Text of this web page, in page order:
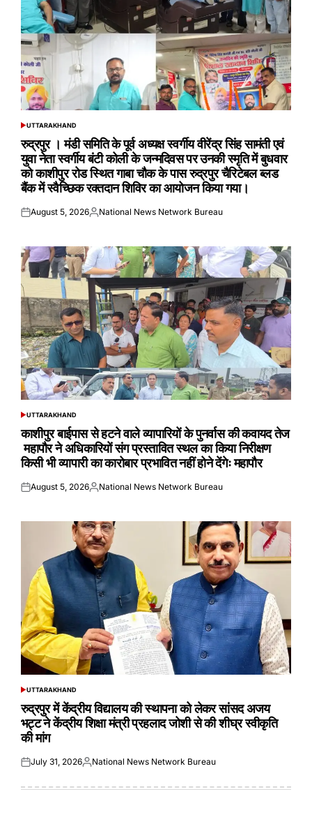
POSTED
UTTARAKHAND
रुद्रपुर । मंडी समिति के पूर्व अध्यक्ष स्वर्गीय वीरेंद्र सिंह सामंती एवं
युवा नेता स्वर्गीय बंटी कोली के जन्मदिवस पर उनकी स्मृति में बुधवार
को काशीपुर रोड स्थित गाबा चौक के पास रुद्रपुर चैरिटेबल ब्लड
बैंक में स्वैच्छिक रक्तदान शिविर का आयोजन किया गया।
Posted
August 5, 2026Posted
National News Network Bureau
POSTED
UTTARAKHAND
काशीपुर बाईपास से हटने वाले व्यापारियों के पुनर्वास की कवायद तेज
महापौर ने अधिकारियों संग प्रस्तावित स्थल का किया निरीक्षण
किसी भी व्यापारी का कारोबार प्रभावित नहीं होने देंगेः महापौर
Posted
August 5, 2026Posted
National News Network Bureau
POSTED
UTTARAKHAND
रुद्रपुर में केंद्रीय विद्यालय की स्थापना को लेकर सांसद अजय
भट्ट ने केंद्रीय शिक्षा मंत्री प्रहलाद जोशी से की शीघ्र स्वीकृति
की मांग
Posted
July 31, 2026Posted
National News Network Bureau